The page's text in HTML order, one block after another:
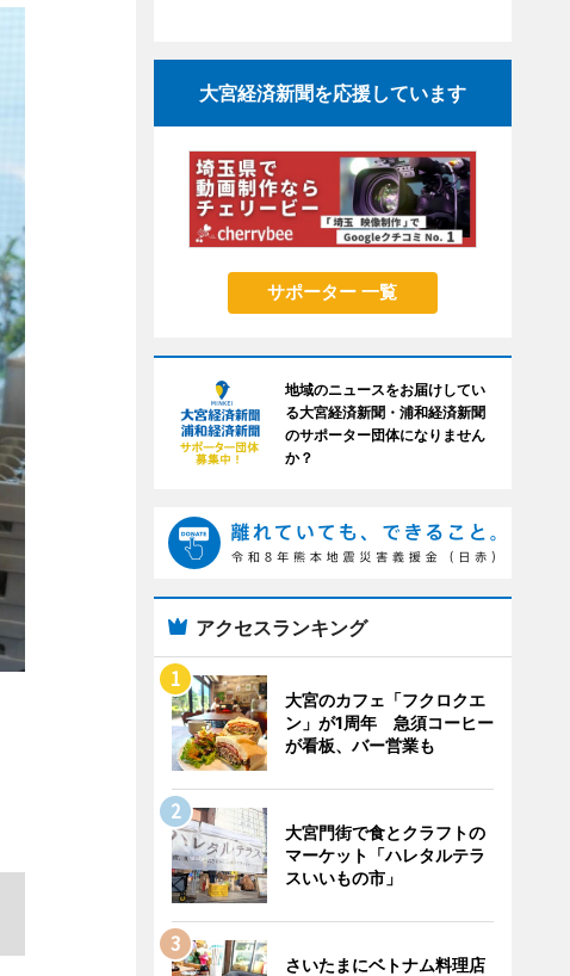
大宮経済新聞を応援しています
サポーター 一覧
地域のニュースをお届けしてい
る大宮経済新聞・浦和経済新聞
のサポーター団体になりません
か？
アクセスランキング
大宮のカフェ「フクロクエ
ン」が1周年 急須コーヒー
が看板、バー営業も
大宮門街で食とクラフトの
マーケット「ハレタルテラ
スいいもの市」
さいたまにベトナム料理店